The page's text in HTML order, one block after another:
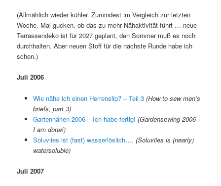
(Allmählich wieder kühler. Zumindest im Vergleich zur letzten
Woche. Mal gucken, ob das zu mehr Nähaktivität führt … neue
Terrassendeko ist für 2027 geplant, den Sommer muß es noch
durchhalten. Aber neuen Stoff für die nächste Runde habe ich
schon.)
Juli 2006
Wie nähe ich einen Herrenslip? – Teil 3 (How to sew men’s
briefs, part 3)
Gartennähen 2006 – Ich habe fertig! (Gardensewing 2006 –
I am done!)
Soluvlies ist (fast) wasserlöslich…. (Soluvlies is (nearly)
watersoluble)
Juli 2007